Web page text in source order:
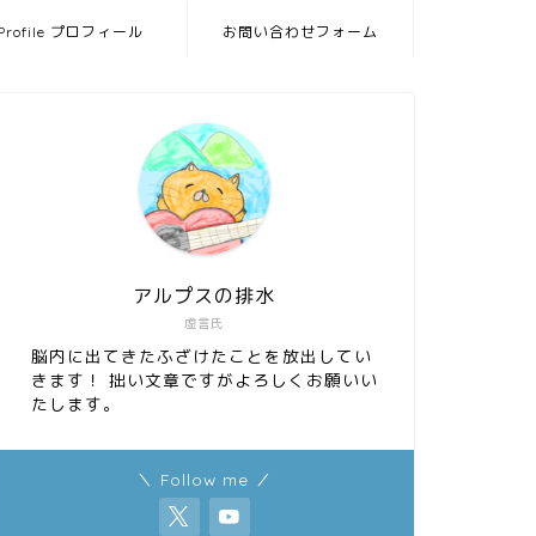
プロフィール お問い合わせフォーム
虚言氏
アルプスの排水
脳内に出てきたふざけたことを放出してい
きます！ 拙い文章ですがよろしくお願いい
たします。
＼ Follow me ／